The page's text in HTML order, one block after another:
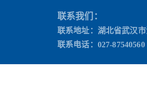
联系我们：
联系地址：湖北省武汉
联系电话：027-